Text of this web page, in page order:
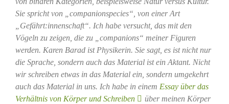
Sie spricht von „companionspecies“, von einer Art
„Gefährt:innenschaft“. Ich habe versucht, das mit den
Vögeln zu zeigen, die zu „companions“ meiner Figuren
werden. Karen Barad ist Physikerin. Sie sagt, es ist nicht nur
die Sprache, sondern auch das Material ist ein Aktant. Nicht
wir schreiben etwas in das Material ein, sondern umgekehrt
auch das Material in uns. Ich habe in einem Essay über das
Verhältnis von Körper und Schreiben
über meinen Körper